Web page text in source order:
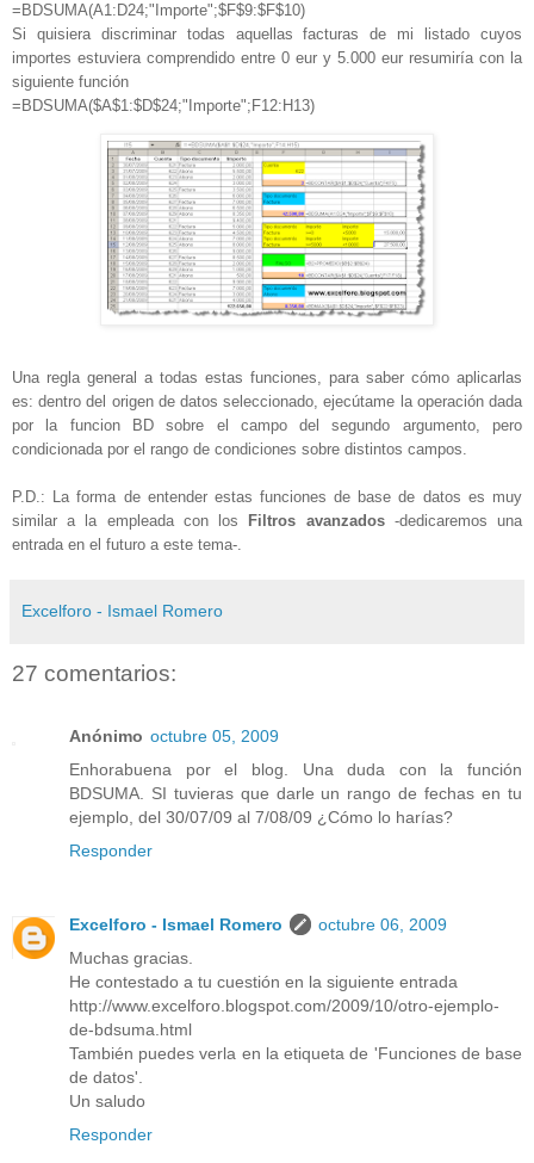
=BDSUMA(A1:D24;"Importe";$F$9:$F$10)
Si quisiera discriminar todas aquellas facturas de mi listado cuyos
importes estuviera comprendido entre 0 eur y 5.000 eur resumiría con la
siguiente función
=BDSUMA($A$1:$D$24;"Importe";F12:H13)
Una regla general a todas estas funciones, para saber cómo aplicarlas
es: dentro del origen de datos seleccionado, ejecútame la operación dada
por la funcion BD sobre el campo del segundo argumento, pero
condicionada por el rango de condiciones sobre distintos campos.
P.D.: La forma de entender estas funciones de base de datos es muy
similar a la empleada con los
Filtros avanzados-dedicaremos una
entrada en el futuro a este tema-.
Excelforo - Ismael Romero
27 comentarios:
Anónimo octubre 05, 2009
Enhorabuena por el blog. Una duda con la función
BDSUMA. SI tuvieras que darle un rango de fechas en tu
ejemplo, del 30/07/09 al 7/08/09 ¿Cómo lo harías?
Responder
Excelforo - Ismael Romero
octubre 06, 2009
Muchas gracias.
He contestado a tu cuestión en la siguiente entrada
http://www.excelforo.blogspot.com/2009/10/otro-ejemplo-
de-bdsuma.html
También puedes verla en la etiqueta de 'Funciones de base
de datos'.
Un saludo
Responder